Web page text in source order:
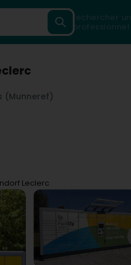
Rechercher un
professionnel
(Munneref)
Leclerc